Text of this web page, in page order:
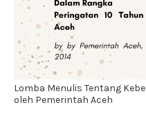
Lomba Menulis Tentang
oleh Pemerintah Aceh